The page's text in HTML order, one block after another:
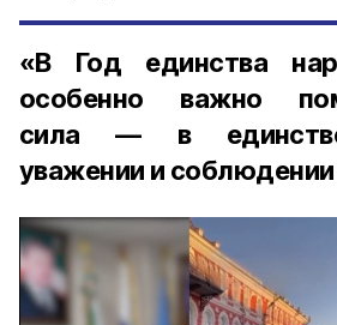
«В Год единства
особенно важно
сила — в
уважении и соблюдении